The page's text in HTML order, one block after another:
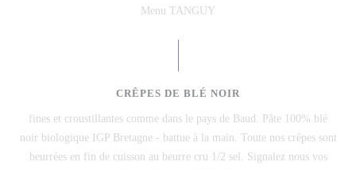
Menu TANGUY
CRÊPES DE BLÉ NOIR
fines et croustillantes comme dans le pays de Baud. Pâte 100% blé
noir biologique IGP Bretagne - battue à la main. Toute nos crêpes sont
beurrées en fin de cuisson au beurre cru 1/2 sel. Signalez nous vos